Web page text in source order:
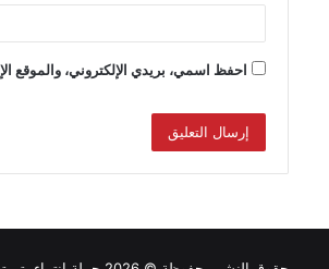
احفظ اسمي، بريدي الإلكتروني، والموقع